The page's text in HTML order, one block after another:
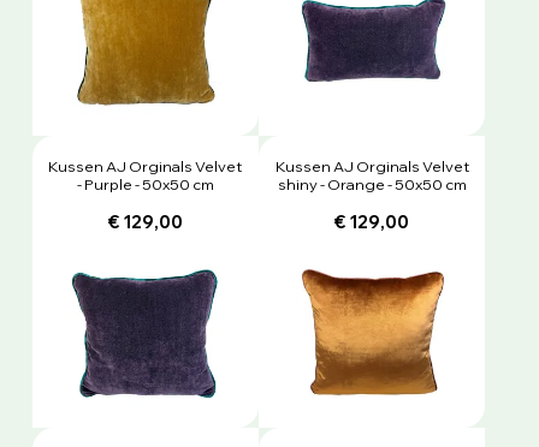
Kussen AJ Orginals Velvet
- Purple - 50x50 cm
€ 129,00
Kussen AJ Orginals Velvet
shiny - Orange - 50x50 cm
€ 129,00